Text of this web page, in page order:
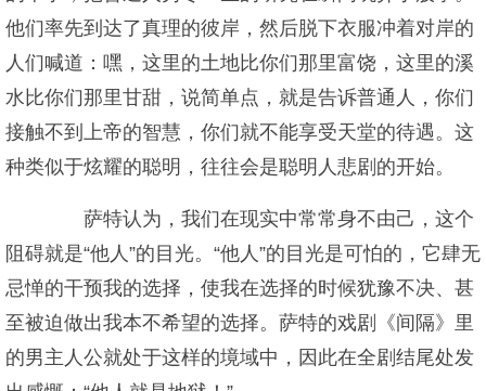
他们率先到达了真理的彼岸，然后脱下衣服冲着对岸的
人们喊道：嘿，这里的土地比你们那里富饶，这里的溪
水比你们那里甘甜，说简单点，就是告诉普通人，你们
接触不到上帝的智慧，你们就不能享受天堂的待遇。这
种类似于炫耀的聪明，往往会是聪明人悲剧的开始。
萨特认为，我们在现实中常常身不由己，这个
阻碍就是“他人”的目光。“他人”的目光是可怕的，它肆无
忌惮的干预我的选择，使我在选择的时候犹豫不决、甚
至被迫做出我本不希望的选择。萨特的戏剧《间隔》里
的男主人公就处于这样的境域中，因此在全剧结尾处发